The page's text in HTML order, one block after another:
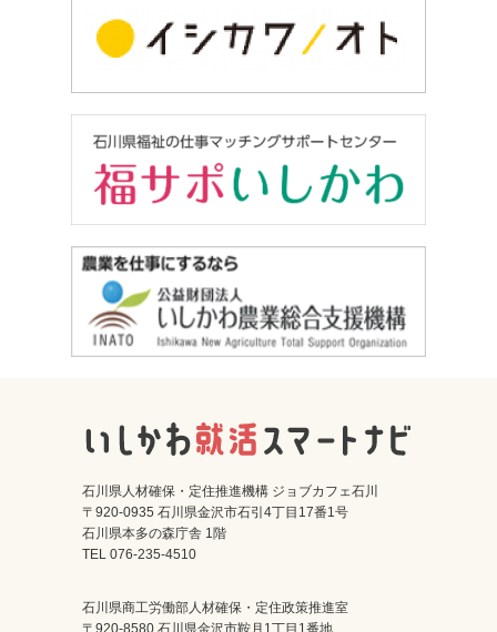
石川県人材確保・定住推進機構 ジョブカフェ石川
〒920-0935 石川県金沢市石引4丁目17番1号
石川県本多の森庁舎 1階
TEL 076-235-4510
石川県商工労働部人材確保・定住政策推進室
〒920-8580 石川県金沢市鞍月1丁目1番地